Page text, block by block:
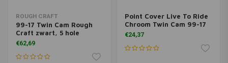
ROUGH CRAFT
99-17 Twin Cam Rough
Craft zwart, 5 hole
€62,69
Point Cover Live To Ride
Chroom Twin Cam 99-17
€24,37